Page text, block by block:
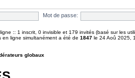
Mot de passe:
:: 1 inscrit, 0 invisible et 179 invités (basé sur les
en ligne simultanément a été de 1847 le 24 Aoû 2025,
globaux